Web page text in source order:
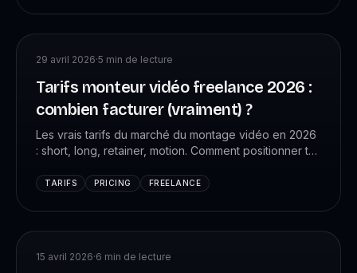
29 avril 2026·5 min de lecture
Tarifs monteur vidéo freelance 2026 :
combien facturer (vraiment) ?
Les vrais tarifs du marché du montage vidéo en 2026
: short, long, retainer, motion. Comment positionner tes
TARIFS PRICING FREELANCE
15 avril 2026·6 min de lecture